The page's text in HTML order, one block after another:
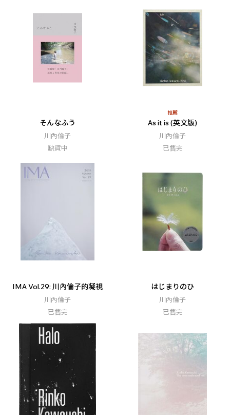
そんなふう
川內倫子
缺貨中
推薦
As it is (英文版)
川內倫子
已售完
IMA Vol.29: 川內倫子的凝視
川內倫子
已售完
はじまりのひ
川內倫子
已售完